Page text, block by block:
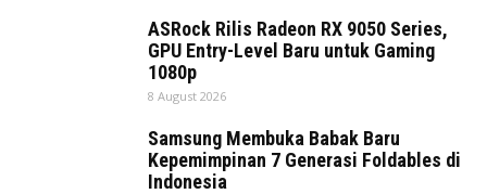
ASRock Rilis Radeon RX 9050 Series,
GPU Entry-Level Baru untuk Gaming
1080p
8 August 2026
Samsung Membuka Babak Baru
Kepemimpinan 7 Generasi Foldables di
Indonesia